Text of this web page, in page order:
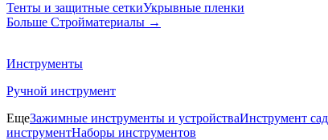
Тенты и защитные сеткиУкрывные пленки
Больше Стройматериалы →
Инструменты
Ручной инструмент
ЕщеЗажимные инструменты и устройстваИнструмент
инструментНаборы инструментов